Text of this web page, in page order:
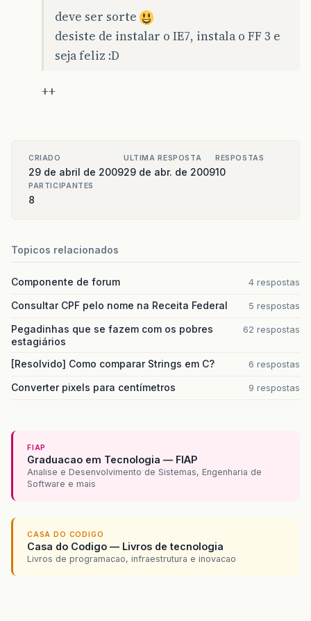
deve ser sorte
desiste de instalar o IE7, instala o FF 3 e
seja feliz :D
++
CRIADO
29 de abril de 2009
ULTIMA RESPOSTA
29 de abr. de 2009
RESPOSTAS
10
PARTICIPANTES
8
Topicos relacionados
Componente de forum 4 respostas
Consultar CPF pelo nome na Receita Federal 5 respostas
Pegadinhas que se fazem com os pobres
estagiários
62 respostas
[Resolvido] Como comparar Strings em C? 6 respostas
Converter pixels para centímetros 9 respostas
FIAP
Graduacao em Tecnologia — FIAP
Analise e Desenvolvimento de Sistemas, Engenharia de
Software e mais
CASA DO CODIGO
Casa do Codigo — Livros de tecnologia
Livros de programacao, infraestrutura e inovacao